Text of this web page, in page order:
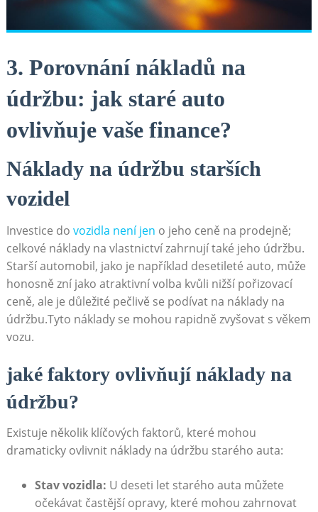
3. Porovnání nákladů ⁢na
údržbu: jak staré auto
ovlivňuje vaše finance?
Náklady na údržbu⁢ starších
⁣vozidel
Investice do vozidla‍ není‍ jen o jeho ceně na prodejně;
celkové náklady na vlastnictví zahrnují také jeho údržbu.⁤
Starší automobil, jako je například desetileté auto, může
‌honosně zní jako atraktivní volba kvůli nižší pořizovací
ceně, ale‌ je důležité pečlivě se podívat na náklady na
údržbu.Tyto⁢ náklady se mohou rapidně zvyšovat⁣ s věkem
‍vozu.
jaké ‍faktory ‍ovlivňují náklady na
údržbu?
Existuje několik klíčových faktorů, které​ mohou
dramaticky ⁣ovlivnit náklady na údržbu starého auta:
Stav vozidla: U deseti let starého auta můžete
očekávat častější opravy, které mohou zahrnovat